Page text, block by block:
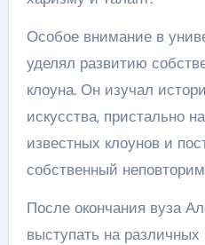
Особое внимание в
уделял развитию
клоуна. Он изучал
искусства, пристально
известных клоунов и
собственный
После окончания вуза
выступать на